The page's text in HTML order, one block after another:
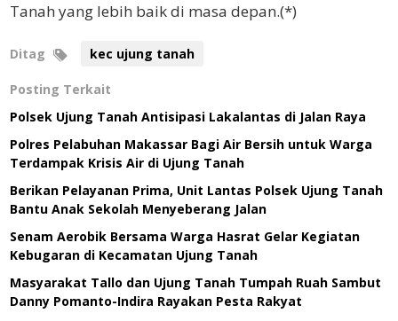
Tanah yang lebih baik di masa depan.(*)
Ditag kec ujung tanah
Posting Terkait
Polsek Ujung Tanah Antisipasi Lakalantas di Jalan Raya
Polres Pelabuhan Makassar Bagi Air Bersih untuk Warga
Terdampak Krisis Air di Ujung Tanah
Berikan Pelayanan Prima, Unit Lantas Polsek Ujung Tanah
Bantu Anak Sekolah Menyeberang Jalan
Senam Aerobik Bersama Warga Hasrat Gelar Kegiatan
Kebugaran di Kecamatan Ujung Tanah
Masyarakat Tallo dan Ujung Tanah Tumpah Ruah Sambut
Danny Pomanto-Indira Rayakan Pesta Rakyat